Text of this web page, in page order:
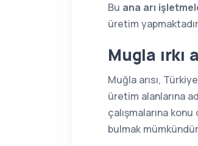
Bu ana arı
üretim
Mugla ırkı
Muğla arısı,
üretim alanlarına
çalışmalarına
bulmak